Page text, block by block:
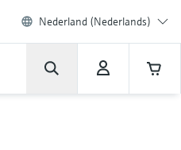
Nederland (Nederlands)